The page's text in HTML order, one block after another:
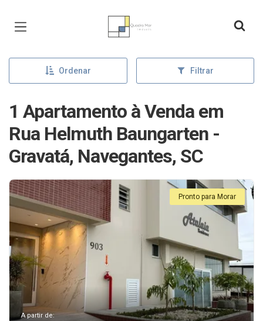
Página inicial
Ordenar Filtrar
1 Apartamento à Venda em
Rua Helmuth Baungarten -
Gravatá, Navegantes, SC
Pronto para Morar
A partir de: